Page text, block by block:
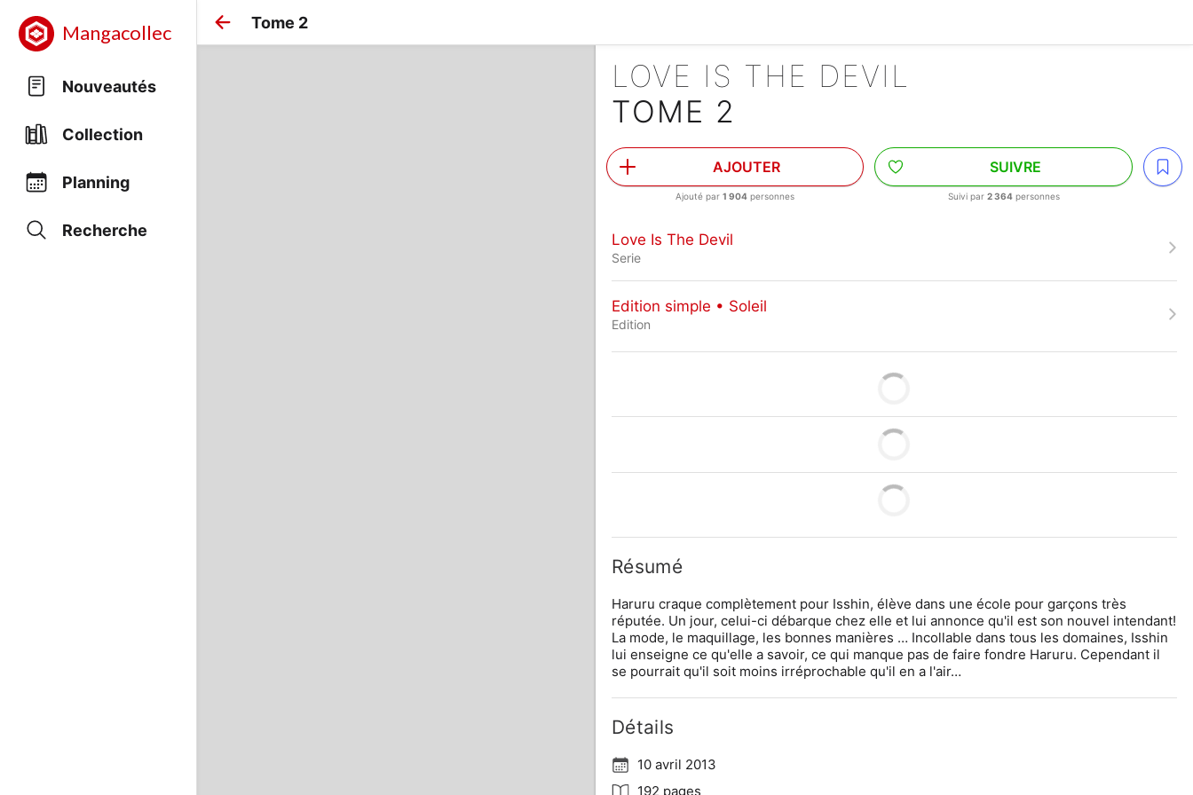
Mangacollec
Nouveautés
Collection
Planning
Recherche
Tome 2
LOVE IS THE DEVIL
TOME 2
AJOUTER
Ajouté par1 904 personnes
SUIVRE
Suivi par 2 364personnes
Love Is The Devil
Serie
Edition simple • Soleil
Edition
Résumé
Haruru craque complètement pour Isshin, élève dans une école pour garçons très
réputée. Un jour, celui-ci débarque chez elle et lui annonce qu'il est son nouvel intendant!
La mode, le maquillage, les bonnes manières … Incollable dans tous les domaines, Isshin
lui enseigne ce qu'elle a savoir, ce qui manque pas de faire fondre Haruru. Cependant il
se pourrait qu'il soit moins irréprochable qu'il en a l'air…
Détails
10 avril 2013
192 pages